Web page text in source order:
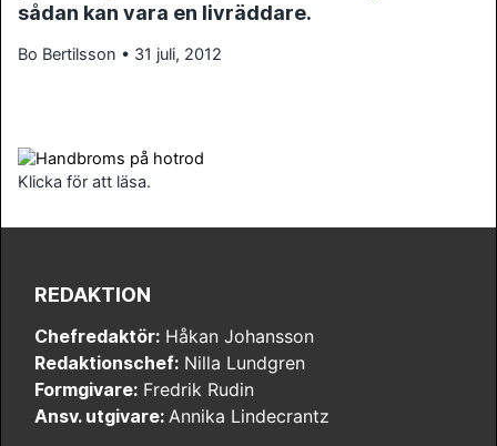
sådan kan vara en livräddare.
Bo Bertilsson • 31 juli, 2012
Klicka för att läsa.
REDAKTION
Chefredaktör: Håkan Johansson
Redaktionschef: Nilla Lundgren
Formgivare: Fredrik Rudin
Ansv. utgivare: Annika Lindecrantz